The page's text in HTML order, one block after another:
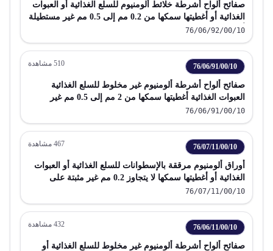
صفائح ألواح أشرطة خلائط ألومنيوم للسلع الغذائية أو العبوات
الغذائية أو أغطيتها سمكها من 0.2 مم إلى 0.5 مم غير مستطيلة
أو مربعة
76/06/92/00/10
76/06/91/00/10
510 مشاهدة
صفائح ألواح أشرطة ألومنيوم غير مخلوط للسلع الغذائية
العبوات الغذائية أغطيتها سمكها من 2 مم إلى 0.5 مم غير
مستطيلة غير مربعة
76/06/91/00/10
76/07/11/00/10
467 مشاهدة
أوراق ألومنيوم مرققة بالإسطوانات للسلع الغذائية أو العبوات
الغذائية أو أغطيتها سمكها لا يتجاوز 0.2 مم غير مثبتة على
حامل
76/07/11/00/10
76/06/11/00/10
432 مشاهدة
صفائح ألواح أشرطة ألومنيوم غير مخلوط للسلع الغذائية أو